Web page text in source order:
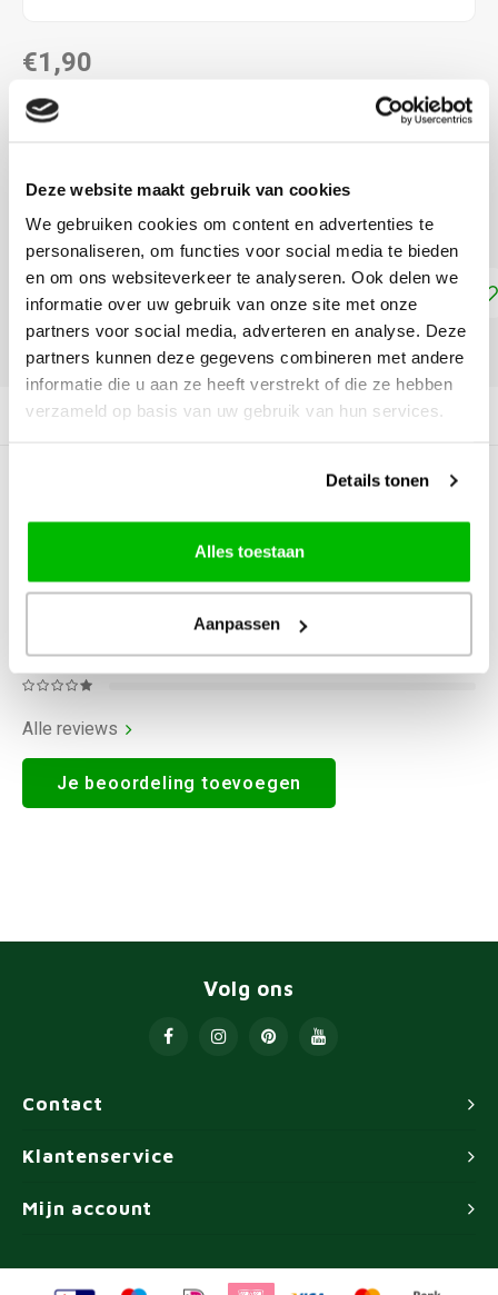
Deze website maakt gebruik van cookies
We gebruiken cookies om content en advertenties te
personaliseren, om functies voor social media te bieden
en om ons websiteverkeer te analyseren. Ook delen we
informatie over uw gebruik van onze site met onze
partners voor social media, adverteren en analyse. Deze
partners kunnen deze gegevens combineren met andere
informatie die u aan ze heeft verstrekt of die ze hebben
verzameld op basis van uw gebruik van hun services.
Details tonen
Alles toestaan
Aanpassen
€1,90
DIRECT LEVERBAAR
"DMC COLOUR VARIATIONS" OF "DMC LIGHT
EFFECTS " KOOPT, ONTVANG JE EEN KORTING VAN
100% OP HET LAAGSTGEPRIJSDE PRODUCT.
Toevoegen aan winkelwagen
DELEN:
Productomschrijving
Alle reviews
Je beoordeling toevoegen
Contact
Volg ons
Klantenservice
Mijn account